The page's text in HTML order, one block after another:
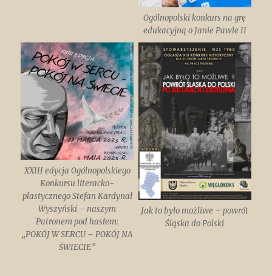
Ogólnopolski konkurs na grę
edukacyjną o Janie Pawle II
XXIII edycja Ogólnopolskiego
Konkursu literacko-
plastycznego Stefan Kardynał
Wyszyński – naszym
Patronem pod hasłem:
„POKÓJ W SERCU – POKÓJ NA
ŚWIECIE”
Jak to było możliwe – powrót
Śląska do Polski